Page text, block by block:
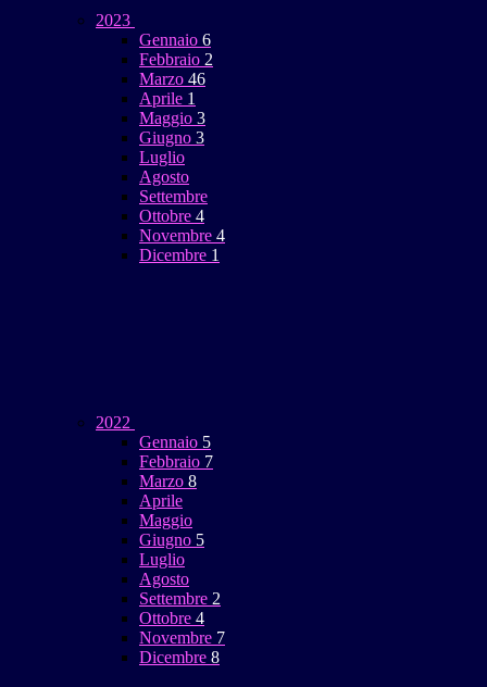
2023
Gennaio 6
Febbraio 2
Marzo 46
Aprile 1
Maggio 3
Giugno 3
Luglio
Agosto
Settembre
Ottobre 4
Novembre 4
Dicembre 1
2022
Gennaio 5
Febbraio 7
Marzo 8
Aprile
Maggio
Giugno 5
Luglio
Agosto
Settembre 2
Ottobre 4
Novembre 7
Dicembre 8